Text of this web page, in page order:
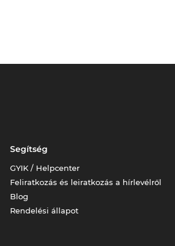
Segítség
GYIK / Helpcenter
Feliratkozás és leiratkozás a hírlevélről
Blog
Rendelési állapot